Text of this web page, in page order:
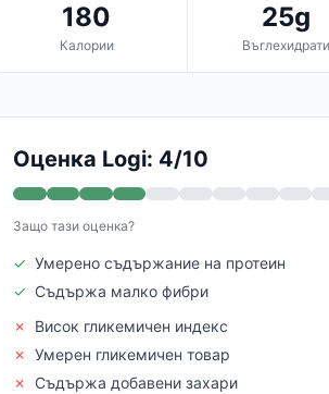
180
Калории
25g
Въглехидрати
Оценка Logi: 4/10
Защо тази оценка?
✓ Умерено съдържание на протеин
✓ Съдържа малко фибри
✗
Висок гликемичен индекс
✗ Умерен гликемичен товар
✗
Съдържа добавени захари